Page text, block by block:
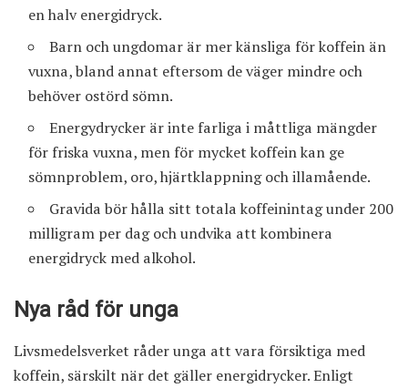
en halv energidryck.
Barn och ungdomar är mer känsliga för koffein än
vuxna, bland annat eftersom de väger mindre och
behöver ostörd sömn.
Energydrycker är inte farliga i måttliga mängder
för friska vuxna, men för mycket koffein kan ge
sömnproblem, oro, hjärtklappning och illamående.
Gravida bör hålla sitt totala koffeinintag under 200
milligram per dag och undvika att kombinera
energidryck med alkohol.
Nya råd för unga
Livsmedelsverket råder unga att vara försiktiga med
koffein, särskilt när det gäller energidrycker. Enligt